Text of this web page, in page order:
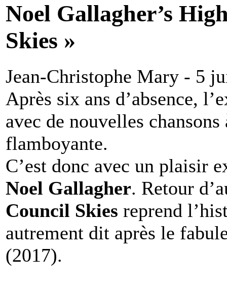
Noel Gallagher’s
Skies »
Jean-Christophe Mary - 5
Après six ans d’absence,
avec de nouvelles
flamboyante.
C’est donc avec un plaisir
Noel Gallagher. Retour
Council Skies reprend
autrement dit après le
(2017).